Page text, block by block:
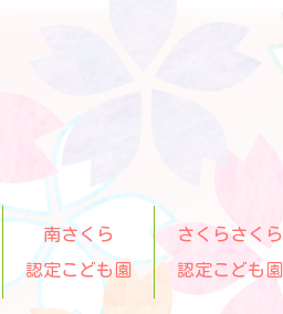
南さくら
認定こども園
さくらさくら
認定こども園